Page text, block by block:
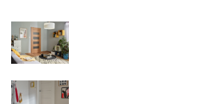
Plinte PVC
Plinte MDF Premium
Terminatii Plinta